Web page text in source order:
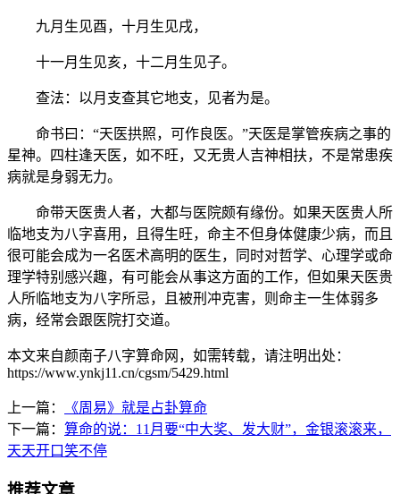
九月生见酉，十月生见戌，
十一月生见亥，十二月生见子。
查法：以月支查其它地支，见者为是。
命书曰：“天医拱照，可作良医。”天医是掌管疾病之事的
星神。四柱逢天医，如不旺，又无贵人吉神相扶，不是常患疾
病就是身弱无力。
命带天医贵人者，大都与医院颇有缘份。如果天医贵人所
临地支为八字喜用，且得生旺，命主不但身体健康少病，而且
很可能会成为一名医术高明的医生，同时对哲学、心理学或命
理学特别感兴趣，有可能会从事这方面的工作，但如果天医贵
人所临地支为八字所忌，且被刑冲克害，则命主一生体弱多
病，经常会跟医院打交道。
本文来自颜南子八字算命网，如需转载，请注明出处：
https://www.ynkj11.cn/cgsm/5429.html
上一篇：
《周易》就是占卦算命
下一篇： 算命的说：11月要“中大奖、发大财”，金银滚滚来，
天天开口笑不停